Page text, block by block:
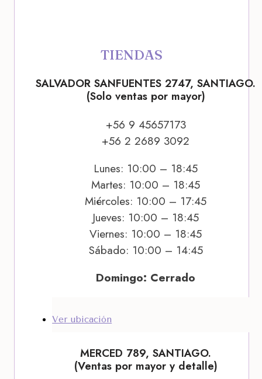
TIENDAS
SALVADOR SANFUENTES 2747, SANTIAGO.
(Solo ventas por mayor)
+56 9 45657173
+56 2 2689 3092
Lunes: 10:00 – 18:45
Martes: 10:00 – 18:45
Miércoles: 10:00 – 17:45
Jueves: 10:00 – 18:45
Viernes: 10:00 – 18:45
Sábado: 10:00 – 14:45
Domingo: Cerrado
Ver ubicación
MERCED 789, SANTIAGO.
(Ventas por mayor y detalle)